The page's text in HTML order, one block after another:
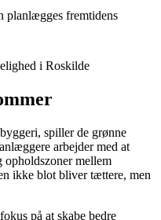
planlægges fremtidens
i Roskilde
spiller de grønne
arbejder med at
opholdszoner mellem
ikke blot bliver tættere, men
på at skabe bedre